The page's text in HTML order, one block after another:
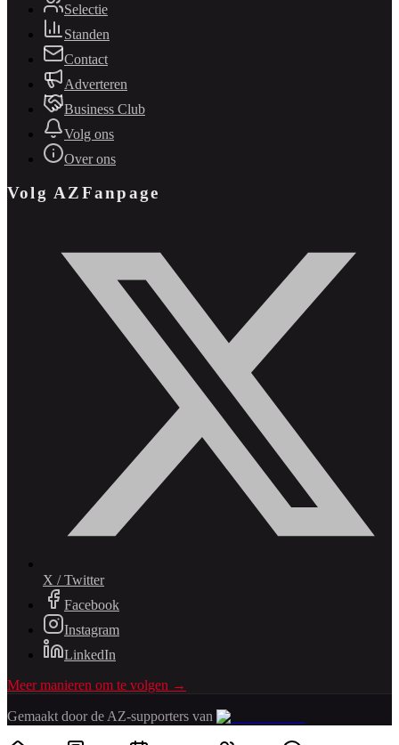
Selectie
Standen
Contact
Adverteren
Business Club
Volg ons
Over ons
Volg AZFanpage
X / Twitter
Facebook
Instagram
LinkedIn
Meer manieren om te volgen →
Gemaakt door de AZ-supporters van